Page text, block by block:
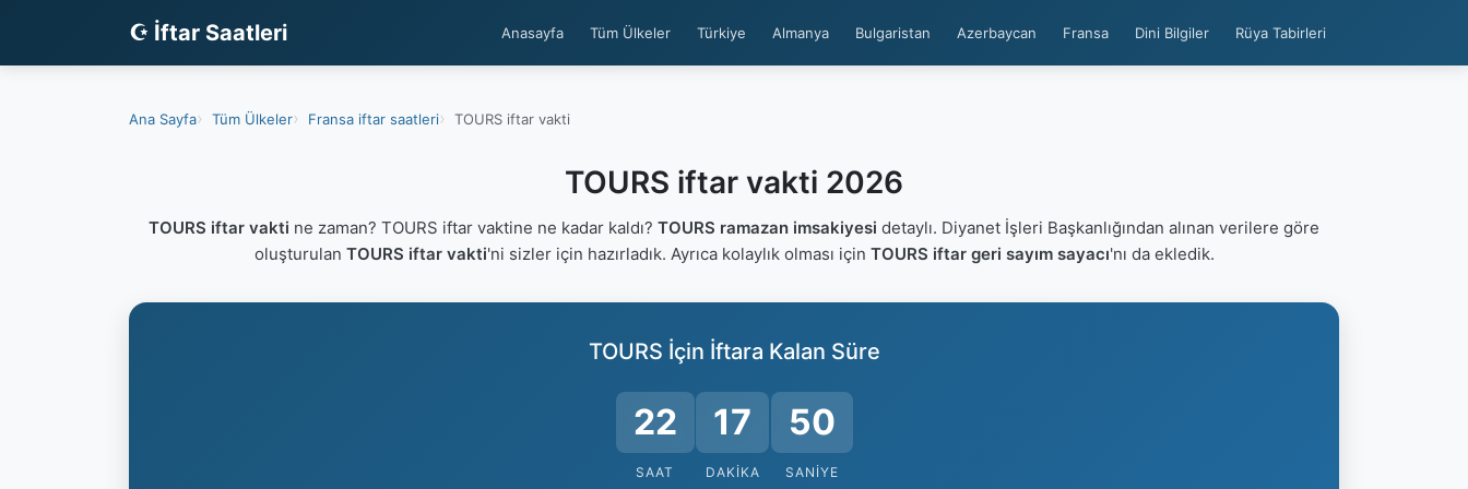
☪ İftar Saatleri Anasayfa Tüm Ülkeler Türkiye Almanya Bulgaristan Azerbaycan Fransa Dini Bilgiler Rüya Tabirleri
Ana Sayfa Tüm Ülkeler Fransa iftar saatleri TOURS iftar vakti
TOURS iftar vakti 2026
TOURS iftar vakti ne zaman? TOURS iftar vaktine ne kadar kaldı? TOURS ramazan imsakiyesi detaylı. Diyanet İşleri Başkanlığından alınan verilere göre
oluşturulan TOURS iftar vakti'ni sizler için hazırladık. Ayrıca kolaylık olması için TOURS iftar geri sayım sayacı'nı da ekledik.
TOURS İçin İftara Kalan Süre
22
SAAT
17
DAKIKA
49
SANIYE